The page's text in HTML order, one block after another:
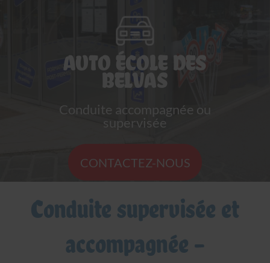
AUTO ÉCOLE DES
BELVAS
Conduite accompagnée ou
supervisée
CONTACTEZ-NOUS
Conduite supervisée et
accompagnée -